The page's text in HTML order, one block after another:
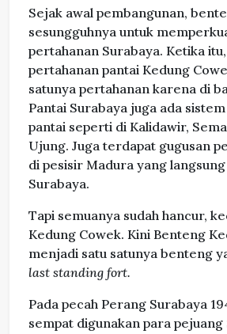
Sejak awal pembangunan,
sesungguhnya untuk
pertahanan Surabaya. Ketika
pertahanan pantai Kedung
satunya pertahanan karena di
Pantai Surabaya juga ada
pantai seperti di Kalidawir,
Ujung. Juga terdapat gugusan
di pesisir Madura yang
Surabaya.
Tapi semuanya sudah hancur,
Kedung Cowek. Kini Benteng
menjadi satu satunya benteng
last standing fort.
Pada pecah Perang Surabaya
sempat digunakan para